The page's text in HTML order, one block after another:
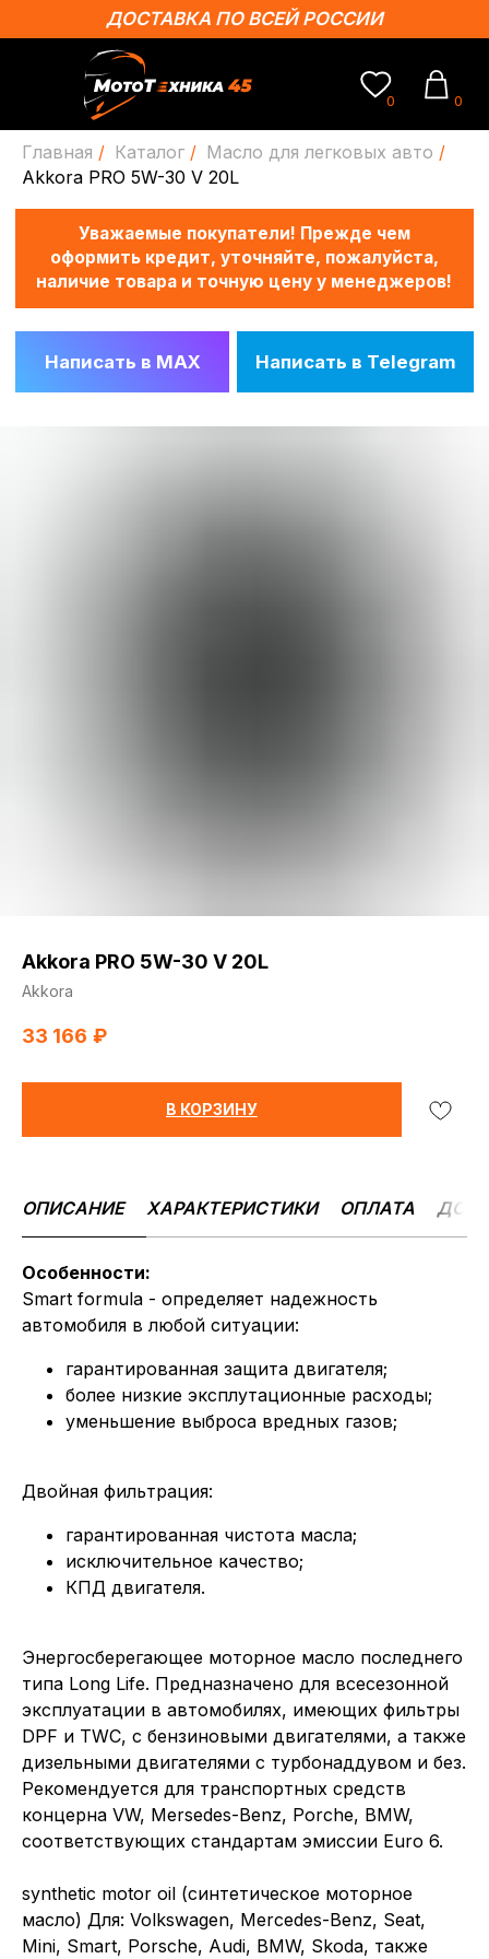
ДОСТАВКА ПО ВСЕЙ РОССИИ
Главная / Каталог / Масло для легковых авто /
Akkora PRO 5W-30 V 20L
Написать в MAX Написать в Telegram
Уважаемые покупатели! Прежде чем
оформить кредит, уточняйте, пожалуйста,
Akkora PRO 5W-30 V 20L
Akkora
33 166 ₽
В КОРЗИНУ
ОПИСАНИЕ ХАРАКТЕРИСТИКИ ОПЛАТА
Особенности:
Smart formula - определяет надежность
автомобиля в любой ситуации:
гарантированная защита двигателя;
более низкие эксплутационные расходы;
уменьшение выброса вредных газов;
Двойная фильтрация:
гарантированная чистота масла;
исключительное качество;
КПД двигателя.
Энергосберегающее моторное масло последнего
типа Long Life. Предназначено для всесезонной
эксплуатации в автомобилях, имеющих фильтры
DPF и TWC, с бензиновыми двигателями, а также
дизельными двигателями с турбонаддувом и без.
Рекомендуется для транспортных средств
концерна VW, Mersedes-Benz, Porche, BMW,
соответствующих стандартам эмиссии Euro 6.
synthetic motor oil (синтетическое моторное
масло) Для: Volkswagen, Mercedes-Benz, Seat,
Mini, Smart, Porsche, Audi, BMW, Skoda, также